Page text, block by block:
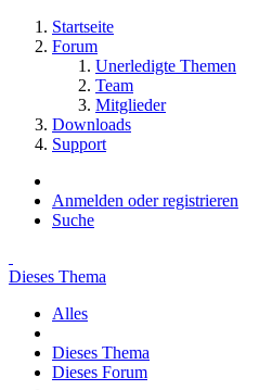
Startseite
Forum
Unerledigte Themen
Team
Mitglieder
Downloads
Support
Anmelden oder registrieren
Suche
Dieses Thema
Alles
Dieses Thema
Dieses Forum